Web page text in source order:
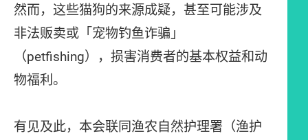
然而，这些猫狗的来源成疑，甚至可能涉及
非法贩卖或「宠物钓鱼诈骗」
（petfishing），损害消费者的基本权益和动
物福利。
有见及此，本会联同渔农自然护理署（渔护